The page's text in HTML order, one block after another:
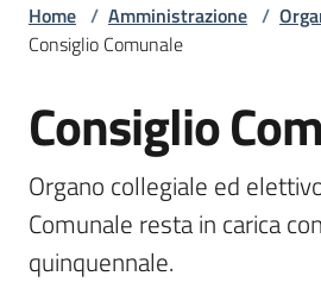
Novità
Servizi
Vivere
Home / Amministrazione /
Consiglio Comunale
Salta al contenuto
Consiglio
Organo collegiale ed
Comunale resta in carica
quinquennale.